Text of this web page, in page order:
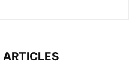
ARTICLES